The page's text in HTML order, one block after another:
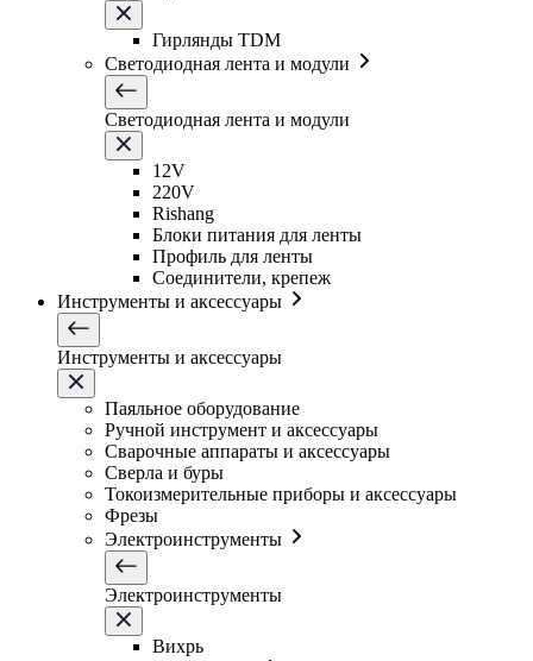
Гирлянды TDM
Светодиодная лента и модули
Светодиодная лента и модули
12V
220V
Rishang
Блоки питания для ленты
Профиль для ленты
Соединители, крепеж
Инструменты и аксессуары
Инструменты и аксессуары
Паяльное оборудование
Ручной инструмент и аксессуары
Сварочные аппараты и аксессуары
Сверла и буры
Токоизмерительные приборы и аксессуары
Фрезы
Электроинструменты
Электроинструменты
Вихрь